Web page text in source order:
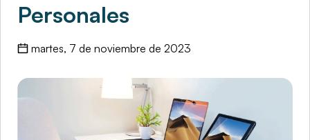
Personales
martes, 7 de noviembre de 2023